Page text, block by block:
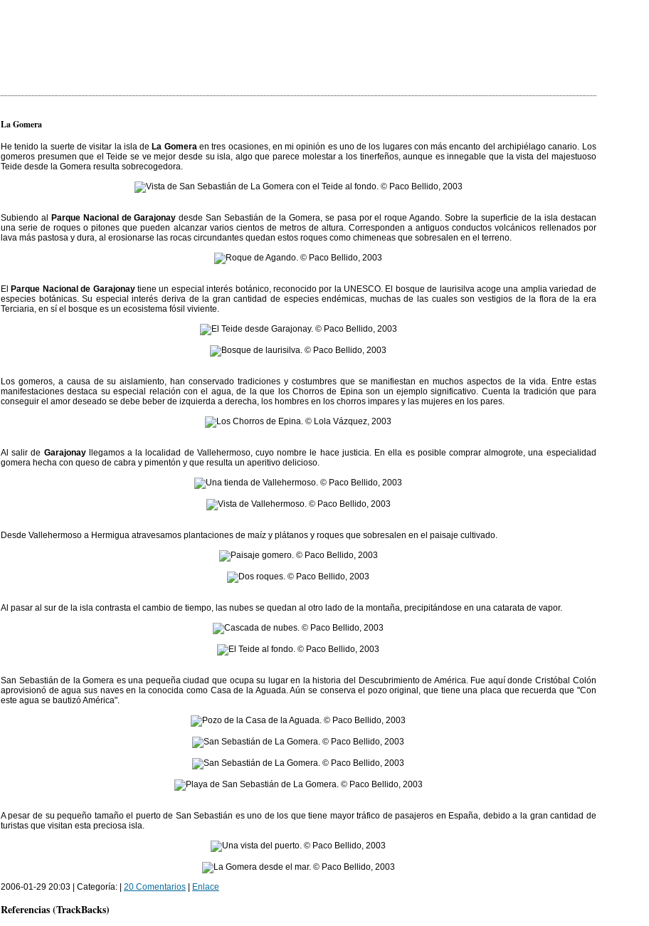
La Gomera
He tenido la suerte de visitar la isla de La Gomeraen tres ocasiones, en mi opinión es uno de los lugares con más encanto del archipiélago canario. Los
gomeros presumen que el Teide se ve mejor desde su isla, algo que parece molestar a los tinerfeños, aunque es innegable que la vista del majestuoso
Teide desde la Gomera resulta sobrecogedora.
Subiendo al Parque Nacional de Garajonay desde San Sebastián de la Gomera, se pasa por el roque Agando. Sobre la superficie de la isla destacan
una serie de roques o pitones que pueden alcanzar varios cientos de metros de altura. Corresponden a antiguos conductos volcánicos rellenados por
lava más pastosa y dura, al erosionarse las rocas circundantes quedan estos roques como chimeneas que sobresalen en el terreno.
El Parque Nacional de Garajonaytiene un especial interés botánico, reconocido por la UNESCO. El bosque de laurisilva acoge una amplia variedad de
especies botánicas. Su especial interés deriva de la gran cantidad de especies endémicas, muchas de las cuales son vestigios de la flora de la era
Terciaria, en sí el bosque es un ecosistema fósil viviente.
Los gomeros, a causa de su aislamiento, han conservado tradiciones y costumbres que se manifiestan en muchos aspectos de la vida. Entre estas
manifestaciones destaca su especial relación con el agua, de la que los Chorros de Epina son un ejemplo significativo. Cuenta la tradición que para
conseguir el amor deseado se debe beber de izquierda a derecha, los hombres en los chorros impares y las mujeres en los pares.
Al salir de Garajonayllegamos a la localidad de Vallehermoso, cuyo nombre le hace justicia. En ella es posible comprar almogrote, una especialidad
gomera hecha con queso de cabra y pimentón y que resulta un aperitivo delicioso.
Desde Vallehermoso a Hermigua atravesamos plantaciones de maíz y plátanos y roques que sobresalen en el paisaje cultivado.
Al pasar al sur de la isla contrasta el cambio de tiempo, las nubes se quedan al otro lado de la montaña, precipitándose en una catarata de vapor.
San Sebastián de la Gomera es una pequeña ciudad que ocupa su lugar en la historia del Descubrimiento de América. Fue aquí donde Cristóbal Colón
aprovisionó de agua sus naves en la conocida como Casa de la Aguada. Aún se conserva el pozo original, que tiene una placa que recuerda que "Con
este agua se bautizó América".
A pesar de su pequeño tamaño el puerto de San Sebastián es uno de los que tiene mayor tráfico de pasajeros en España, debido a la gran cantidad de
turistas que visitan esta preciosa isla.
2006-01-29 20:03 | Categoría: | 20 Comentarios| Enlace
Referencias (TrackBacks)